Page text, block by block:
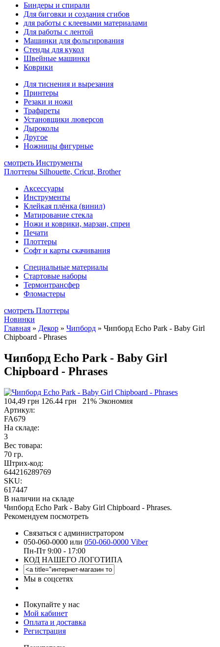
Биндеры и спирали
Для биговки и создания сгибов
для работы с клеевыми материалами
Для работы с лентой
Машинки для фольгирования
Стенды для кукол
Швейные машинки
Коврики
Для тиснения и вырезания
Принтеры
Резаки и ножи
Трафареты
Установщики люверсов
Дыроколы
Другое
Ножницы фигурные
смотреть Инструменты
Плоттеры Silhouette, Cricut, Brother
Аксессуары
Инструменты
Клейкая плёнка (винил)
Матирование стекла
Ножи и коврики, марзан, спреи
Печати
Плоттеры
Софт и карты скачивания
Специальные материалы
Стартовые наборы
Термонтрансфер
Фломастеры
смотреть Плоттеры
Новинки
Главная » Декор » Чипборд » Чипборд Echo Park - Baby Girl
Chipboard - Phrases
Чипборд Echo Park - Baby Girl
Chipboard - Phrases
104,49 грн 126.44 грн
21% Экономия
Артикул:
FA679
На складе:
3
Вес товара:
70 гр.
Штрих-код:
644216289769
SKU:
617447
В наличии на складе
Чипборд Echo Park - Baby Girl Chipboard - Phrases.
Рекомендуем посмотреть
Связаться с администратором
050-060-0000 или 050-060-0000 Viber
Пн-Пт 9:00 - 17:00
КОД НАШЕГО ЛОГОТИПА
Мы в соцсетях
Покупайте у нас
Мой кабинет
Оплата и доставка
Регистрация